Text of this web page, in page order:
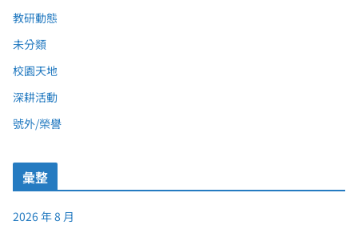
教研動態
未分類
校園天地
深耕活動
號外/榮譽
彙整
2026 年 8 月